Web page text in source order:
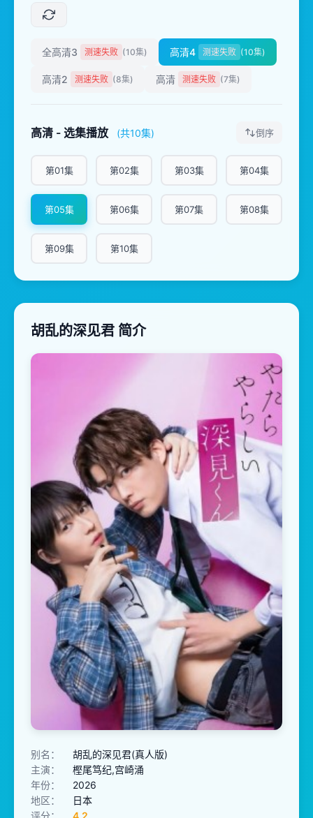
全高清3 测速失败 (10集) 高清4 测速失败 (10集)
高清2 测速失败 (8集) 高清 测速失败 (7集)
高清 - 选集播放 (共10集) 倒序
第01集 第02集 第03集 第04集
第05集 第06集 第07集 第08集
第09集 第10集
胡乱的深见君 简介
别名：
胡乱的深见君(真人版)
主演：
樫尾笃纪,宫崎涌
年份：
2026
地区：
日本
评分：
4.2